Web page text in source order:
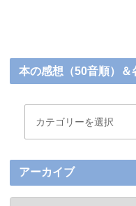
本の感想（50音順）＆
アーカイブ